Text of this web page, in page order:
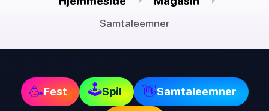
Samtaleemner
🥳Fest 🕹Spil 👋Samtaleemner